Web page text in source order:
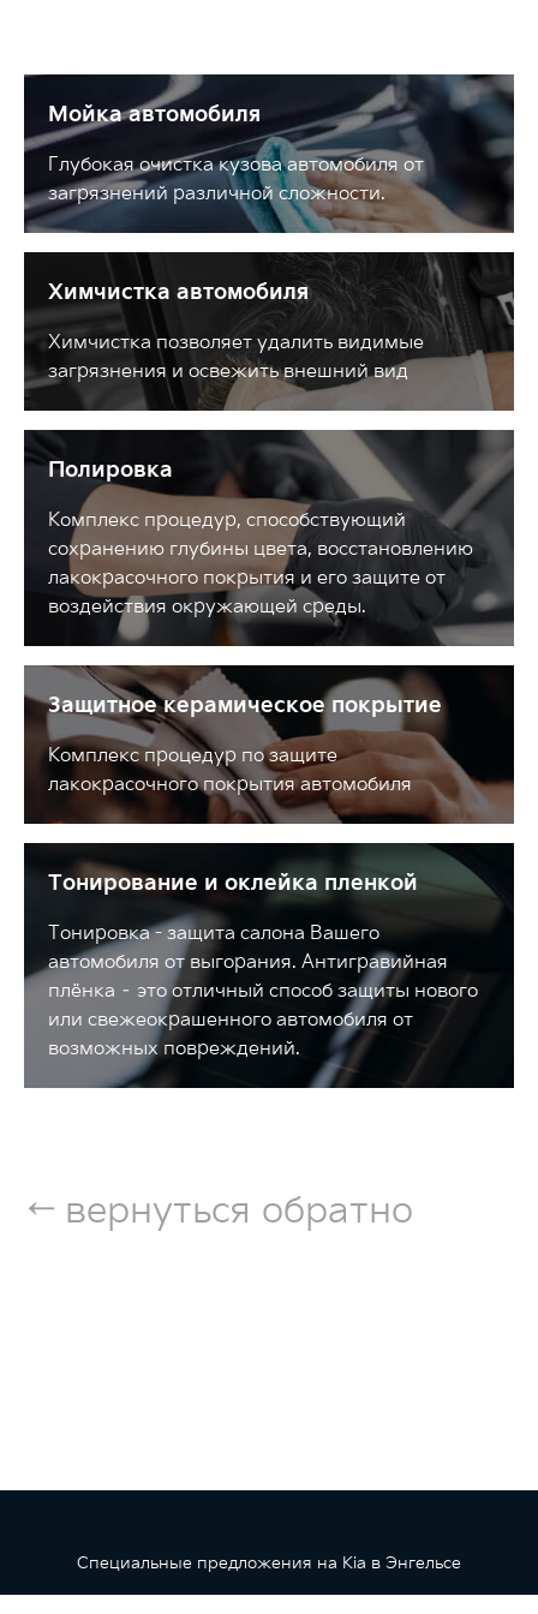
Мойка автомобиля
Глубокая очистка кузова автомобиля от
загрязнений различной сложности.
Химчистка автомобиля
Химчистка позволяет удалить видимые
загрязнения и освежить внешний вид
Полировка
Комплекс процедур, способствующий
сохранению глубины цвета, восстановлению
лакокрасочного покрытия и его защите от
воздействия окружающей среды.
Защитное керамическое покрытие
Комплекс процедур по защите
лакокрасочного покрытия автомобиля
Тонирование и оклейка пленкой
Тонировка - защита салона Вашего
автомобиля от выгорания. Антигравийная
плёнка – это отличный способ защиты нового
или свежеокрашенного автомобиля от
возможных повреждений.
← вернуться обратно
Специальные предложения на Kia в Энгельсе